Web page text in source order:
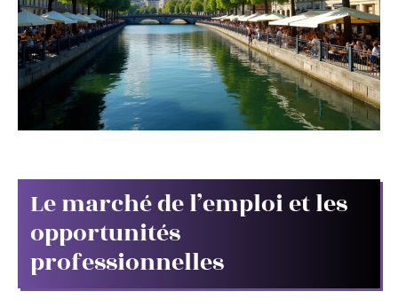
Le marché de l’emploi et les
opportunités
professionnelles